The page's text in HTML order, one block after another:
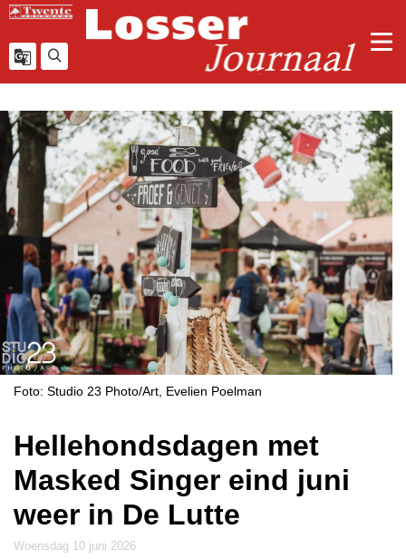
Foto: Studio 23 Photo/Art, Evelien Poelman
Hellehondsdagen met
Masked Singer eind juni
weer in De Lutte
woensdag 10 juni 2026